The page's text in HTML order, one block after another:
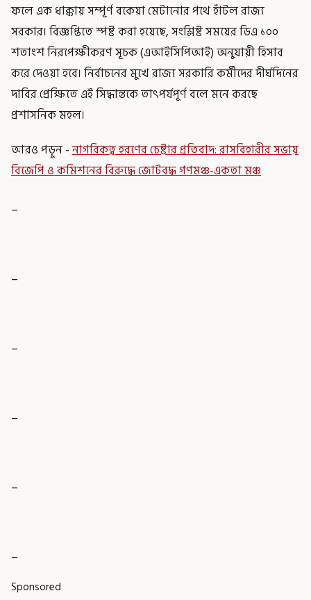
ফলে এক ধাক্কায় সম্পূর্ণ বকেয়া মেটানোর পথে হাঁটল রাজ্য
সরকার। বিজ্ঞপ্তিতে স্পষ্ট করা হয়েছে, সংশ্লিষ্ট সময়ের ডিএ ১০০
শতাংশ নিরপেক্ষীকরণ সূচক (এআইসিপিআই) অনুযায়ী হিসাব
করে দেওয়া হবে। নির্বাচনের মুখে রাজ্য সরকারি কর্মীদের দীর্ঘদিনের
দাবির প্রেক্ষিতে এই সিদ্ধান্তকে তাৎপর্যপূর্ণ বলে মনে করছে
প্রশাসনিক মহল।
আরও পড়ুন -নাগরিকত্ব হরণের চেষ্টার প্রতিবাদ: রাসবিহারীর সভায়
বিজেপি ও কমিশনের বিরুদ্ধে জোটবদ্ধ গণমঞ্চ-একতা মঞ্চ
_
_
_
_
_
_
Sponsored